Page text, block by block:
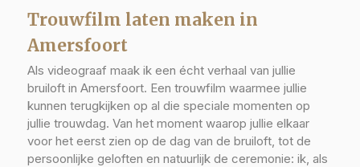
Trouwfilm laten maken in
Amersfoort
Als videograaf maak ik een écht verhaal van jullie
bruiloft in Amersfoort. Een trouwfilm waarmee jullie
kunnen terugkijken op al die speciale momenten op
jullie trouwdag. Van het moment waarop jullie elkaar
voor het eerst zien op de dag van de bruiloft, tot de
persoonlijke geloften en natuurlijk de ceremonie: ik, als